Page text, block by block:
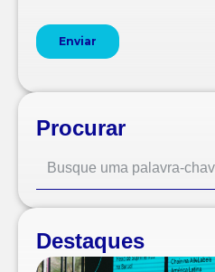
Procurar
Destaques